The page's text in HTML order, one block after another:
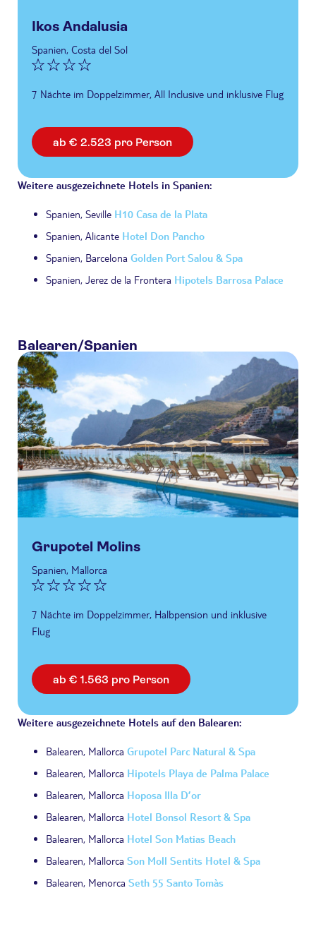
Ikos Andalusia
Spanien, Costa del Sol
7 Nächte im Doppelzimmer, All Inclusive und inklusive Flug
ab € 2.523 pro Person
Weitere ausgezeichnete Hotels in Spanien:
Spanien, Seville H10 Casa de la Plata
Spanien, Alicante Hotel Don Pancho
Spanien, Barcelona Golden Port Salou & Spa
Spanien, Jerez de la Frontera Hipotels Barrosa Palace
Balearen/Spanien
Grupotel Molins
Spanien, Mallorca
7 Nächte im Doppelzimmer, Halbpension und inklusive
Flug
ab € 1.563 pro Person
Weitere ausgezeichnete Hotels auf den Balearen:
Balearen, Mallorca Grupotel Parc Natural & Spa
Balearen, Mallorca Hipotels Playa de Palma Palace
Balearen, Mallorca Hoposa Illa D’or
Balearen, Mallorca Hotel Bonsol Resort & Spa
Balearen, Mallorca Hotel Son Matias Beach
Balearen, Mallorca Son Moll Sentits Hotel & Spa
Balearen, Menorca Seth 55 Santo Tomàs